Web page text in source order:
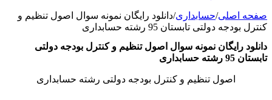
صفحه اصلی/حسابداری/دانلود رایگان نمونه سوال اصول تنظیم و
کنترل بودجه دولتی تابستان 95 رشته حسابداری
دانلود رایگان نمونه سوال اصول تنظیم و کنترل بودجه دولتی
تابستان 95 رشته حسابداری
اصول تنظیم و کنترل بودجه دولتی رشته حسابداری